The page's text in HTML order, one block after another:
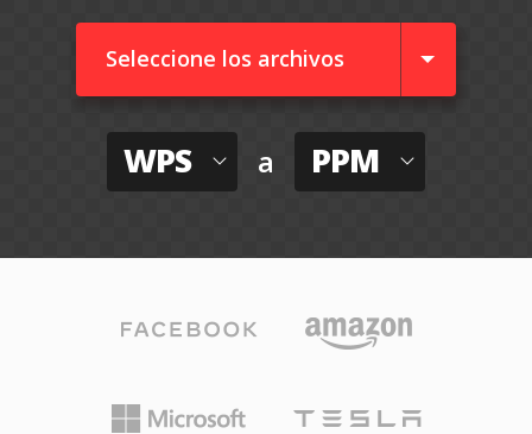
Seleccione los archivos
WPS a PPM